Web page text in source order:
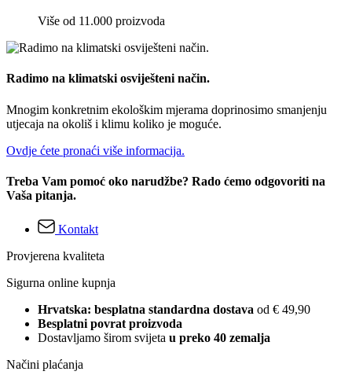
Više od 11.000 proizvoda
Radimo na klimatski osviješteni način.
Mnogim konkretnim ekološkim mjerama doprinosimo smanjenju
utjecaja na okoliš i klimu koliko je moguće.
Ovdje ćete pronaći više informacija.
Treba Vam pomoć oko narudžbe? Rado ćemo odgovoriti na
Vaša pitanja.
Kontakt
Provjerena kvaliteta
Sigurna online kupnja
Hrvatska: besplatna standardna dostava od € 49,90
Besplatni povrat proizvoda
Dostavljamo širom svijeta u preko 40 zemalja
Načini plaćanja